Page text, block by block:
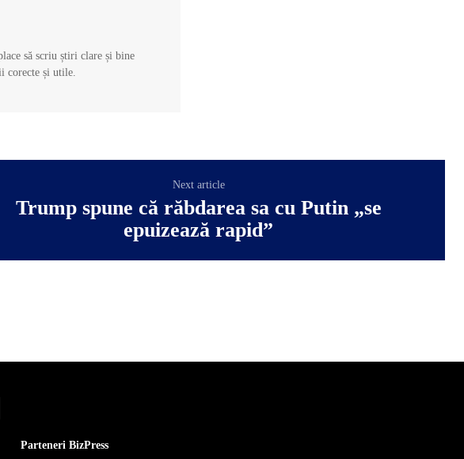
să scriu știri clare și bine
corecte și utile.
Next article
Trump spune că răbdarea sa cu Putin „se
epuizează rapid”
Parteneri BizPress